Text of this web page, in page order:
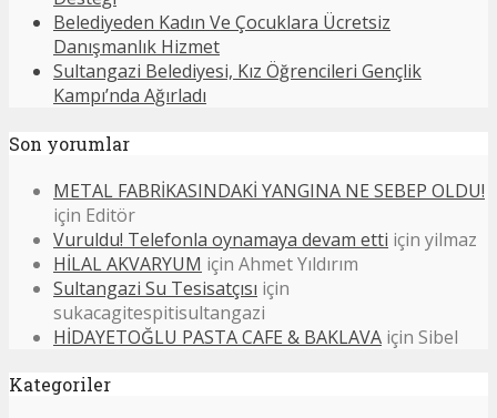
Belediyeden Kadın Ve Çocuklara Ücretsiz
Danışmanlık Hizmet
Sultangazi Belediyesi, Kız Öğrencileri Gençlik
Kampı’nda Ağırladı
Son yorumlar
METAL FABRİKASINDAKİ YANGINA NE SEBEP OLDU!
için Editör
Vuruldu! Telefonla oynamaya devam etti için yilmaz
HİLAL AKVARYUM için Ahmet Yıldırım
Sultangazi Su Tesisatçısı için
sukacagitespitisultangazi
HİDAYETOĞLU PASTA CAFE & BAKLAVA için Sibel
Kategoriler